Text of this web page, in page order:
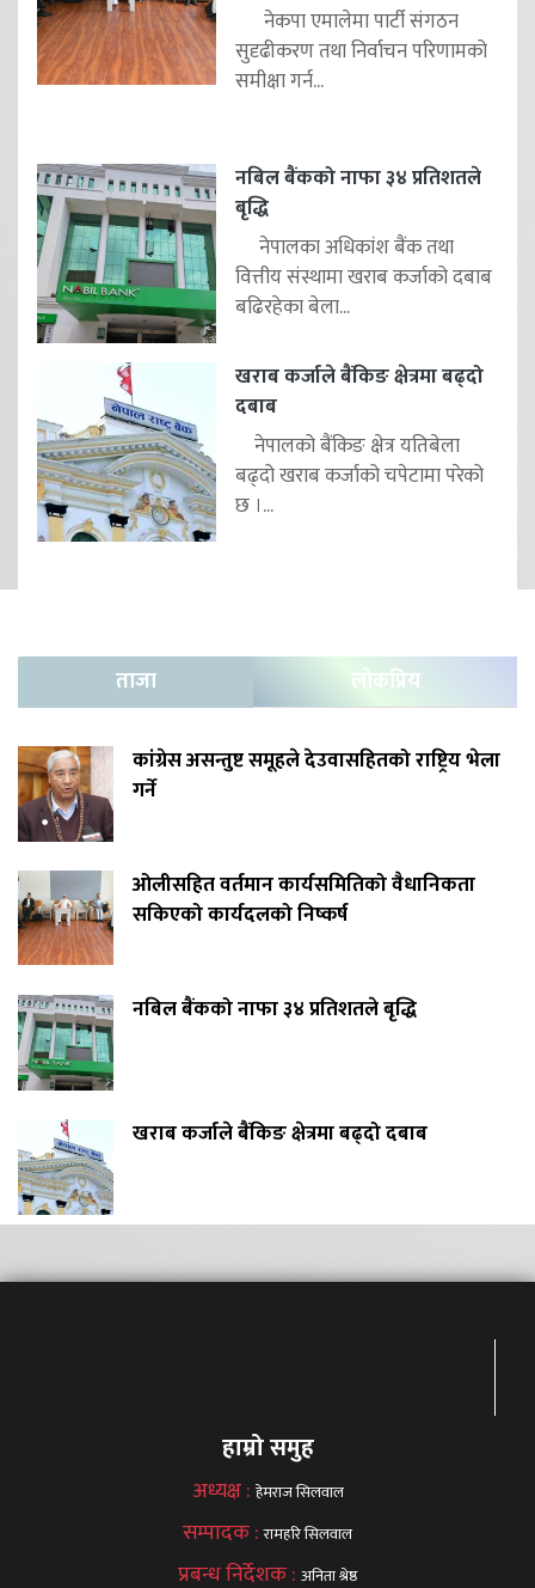
नेकपा एमालेमा पार्टी संगठन
सुदृढीकरण तथा निर्वाचन परिणामको
समीक्षा गर्न...
नबिल बैंकको नाफा ३४ प्रतिशतले
बृद्धि
नेपालका अधिकांश बैंक तथा
वित्तीय संस्थामा खराब कर्जाको दबाब
बढिरहेका बेला...
खराब कर्जाले बैंकिङ क्षेत्रमा बढ्दो
दबाब
नेपालको बैंकिङ क्षेत्र यतिबेला
बढ्दो खराब कर्जाको चपेटामा परेको
छ ।...
ताजा लोकप्रिय
कांग्रेस असन्तुष्ट समूहले देउवासहितको राष्ट्रिय भेला
गर्ने
ओलीसहित वर्तमान कार्यसमितिको वैधानिकता
सकिएको कार्यदलको निष्कर्ष
नबिल बैंकको नाफा ३४ प्रतिशतले बृद्धि
खराब कर्जाले बैंकिङ क्षेत्रमा बढ्दो दबाब
हाम्रो समुह
अध्यक्ष : हेमराज सिलवाल
सम्पादक :रामहरि सिलवाल
प्रबन्ध निर्देशक : अनिता श्रेष्ठ